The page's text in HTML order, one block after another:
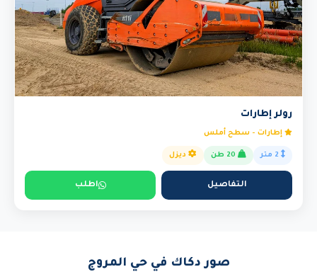
رولر إطارات
إطارات - سطح أملس
ديزل
التفاصيل اطلب
صور دكاك في حي المروج